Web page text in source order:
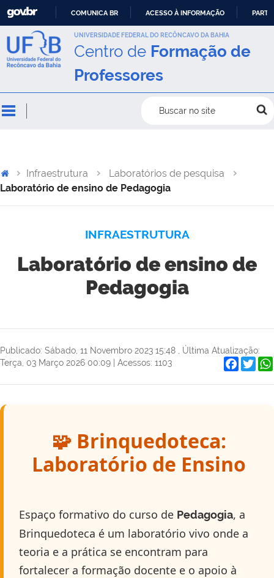
IR
PARA
CONTEÚDO
COMUNICA BR ACESSO À INFORMAÇÃO
UNIVERSIDADE FEDERAL DO RECÔNCAVO DA BAHIA
Centro de Formação de
Professores
Buscar no site
Infraestrutura
Laboratórios de pesquisa
Laboratório de ensino de Pedagogia
INFRAESTRUTURA
Laboratório de ensino de
Pedagogia
Publicado: Sábado, 11 Novembro 2023 15:48
Última Atualização:
Terça, 03 Março 2026 00:09 | Acessos: 1103
🧩 Brinquedoteca:
Laboratório de Ensino
Espaço formativo do curso de Pedagogia, a
Brinquedoteca é um laboratório vivo onde a
teoria e a prática se encontram para
fortalecer a formação docente e o apoio à